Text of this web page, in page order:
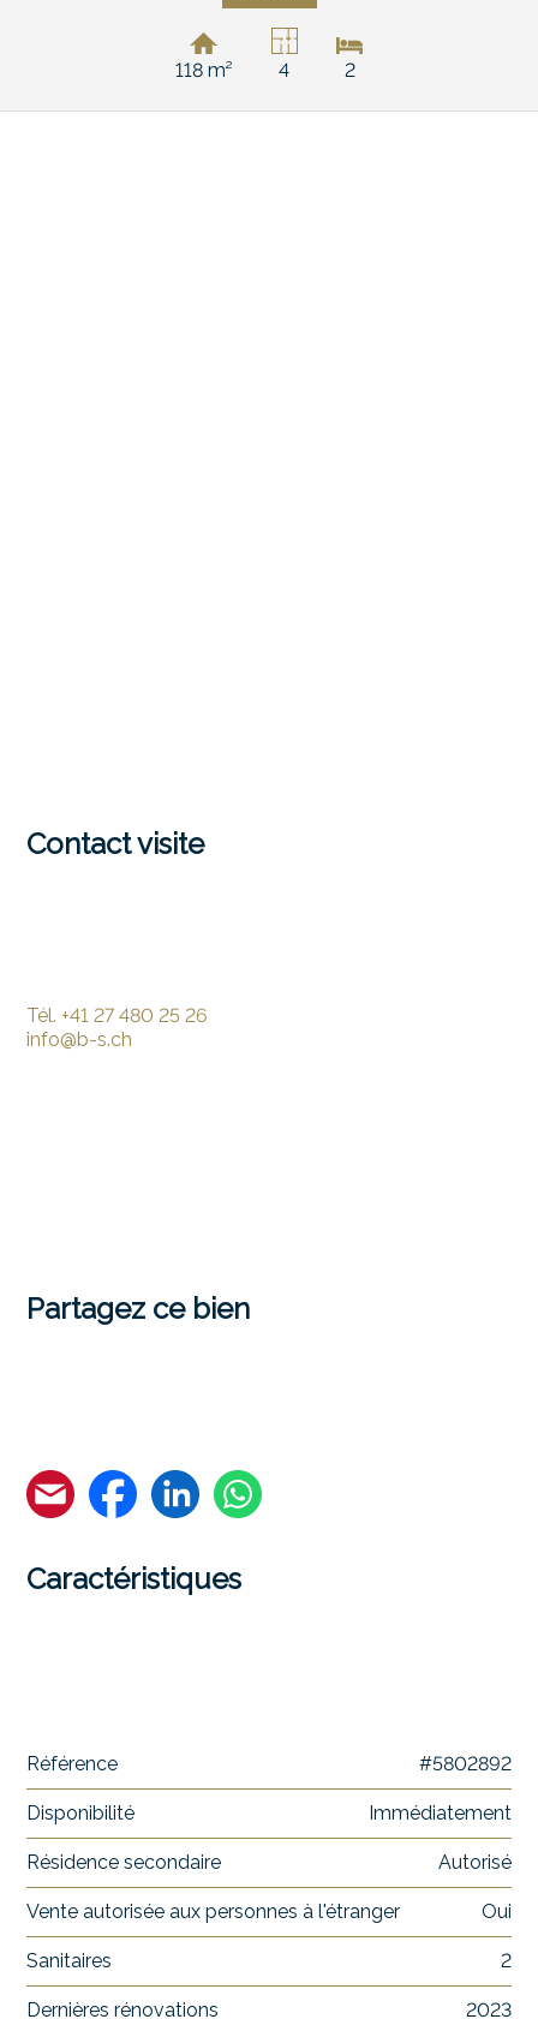
118 m² 4 2
Contact visite
Tél. +41 27 480 25 26
info@b-s.ch
Partagez ce bien
Caractéristiques
Référence #5802892
Disponibilité Immédiatement
Résidence secondaire Autorisé
Vente autorisée aux personnes à l'étranger Oui
Sanitaires 2
Dernières rénovations 2023